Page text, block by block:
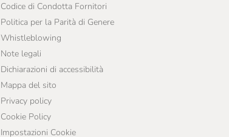
Codice di Condotta Fornitori
Politica per la Parità di Genere
Whistleblowing
Note legali
Dichiarazioni di accessibilità
Mappa del sito
Privacy policy
Cookie Policy
Impostazioni Cookie